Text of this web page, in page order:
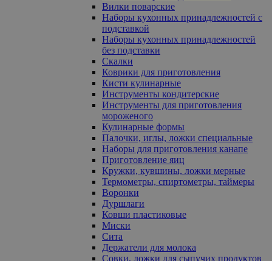
Вилки поварские
Наборы кухонных принадлежностей с
подставкой
Наборы кухонных принадлежностей
без подставки
Скалки
Коврики для приготовления
Кисти кулинарные
Инструменты кондитерские
Инструменты для приготовления
мороженого
Кулинарные формы
Палочки, иглы, ложки специальные
Наборы для приготовления канапе
Приготовление яиц
Кружки, кувшины, ложки мерные
Термометры, спиртометры, таймеры
Воронки
Дуршлаги
Ковши пластиковые
Миски
Сита
Держатели для молока
Совки, ложки для сыпучих продуктов